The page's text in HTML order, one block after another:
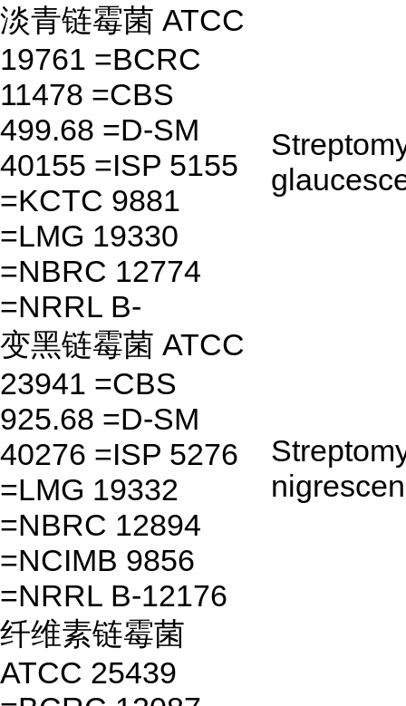
淡青链霉菌 ATCC
19761 =BCRC
11478 =CBS
499.68 =D-SM
40155 =ISP 5155
=KCTC 9881
=LMG 19330
=NBRC 12774
=NRRL B-
变黑链霉菌 ATCC
23941 =CBS
925.68 =D-SM
40276 =ISP 5276
=LMG 19332
=NBRC 12894
=NCIMB 9856
=NRRL B-12176
纤维素链霉菌
ATCC 25439